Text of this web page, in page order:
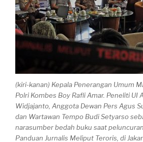
(kiri-kanan) Kepala Penerangan Umum
Polri Kombes Boy Rafli Amar. Peneliti UI
Widjajanto, Anggota Dewan Pers Agus
dan Wartawan Tempo Budi Setyarso
narasumber bedah buku saat
Panduan Jurnalis Meliput Teroris, di